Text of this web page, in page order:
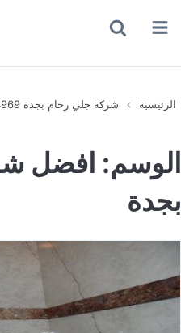
القائمة
الرئيسية شركة جلي رخام بجدة 0508214969 وبلاط
الوسم: افضل
بجدة